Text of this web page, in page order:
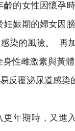
的女性因懷孕
娠期的婦女因
染的風險。 再
性雌激素與黃
反覆泌尿道感染
年期時，又進